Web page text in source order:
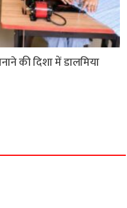
की दिशा में डालमिया